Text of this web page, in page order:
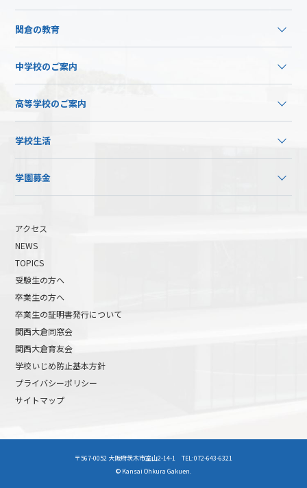
高校受験について
中学受験について
高等学校受験イベント
中学校受験イベント
関倉の教育
中学校のご案内
高等学校のご案内
学校生活
学園募金
アクセス
NEWS
TOPICS
受験生の方へ
卒業生の方へ
卒業生の証明書発行について
関西大倉同窓会
関西大倉育友会
学校いじめ防止基本方針
プライバシーポリシー
サイトマップ
〒567-0052 大阪府茨木市室山2-14-1 TEL:072-643-6321
© Kansai Ohkura Gakuen.